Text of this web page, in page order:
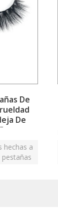
De
De
hechas a